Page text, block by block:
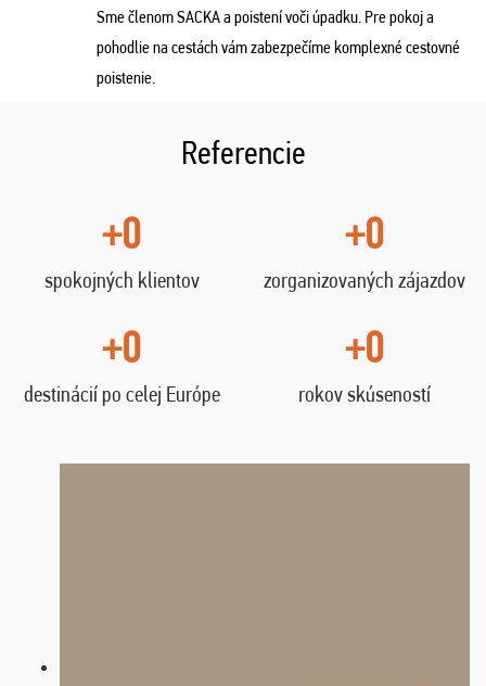
Sme členom SACKA a poistení voči úpadku. Pre pokoj a
pohodlie na cestách vám zabezpečíme komplexné cestovné
poistenie.
Referencie
+0
spokojných klientov
+0
zorganizovaných zájazdov
+0
destinácií po celej Európe
+0
rokov skúseností